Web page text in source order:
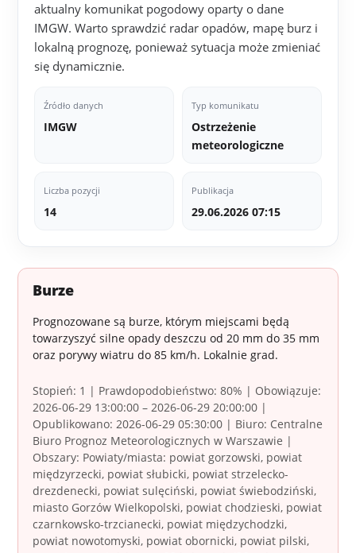
aktualny komunikat pogodowy oparty o dane
IMGW. Warto sprawdzić radar opadów, mapę burz i
lokalną prognozę, ponieważ sytuacja może zmieniać
się dynamicznie.
Źródło danych
IMGW
Typ komunikatu
Ostrzeżenie
meteorologiczne
Liczba pozycji
14
Publikacja
29.06.2026 07:15
Burze
Prognozowane są burze, którym miejscami będą
towarzyszyć silne opady deszczu od 20 mm do 35 mm
oraz porywy wiatru do 85 km/h. Lokalnie grad.
Stopień: 1 | Prawdopodobieństwo: 80% | Obowiązuje:
2026-06-29 13:00:00 – 2026-06-29 20:00:00 |
Opublikowano: 2026-06-29 05:30:00 | Biuro: Centralne
Biuro Prognoz Meteorologicznych w Warszawie |
Obszary: Powiaty/miasta: powiat gorzowski, powiat
międzyrzecki, powiat słubicki, powiat strzelecko-
drezdenecki, powiat sulęciński, powiat świebodziński,
miasto Gorzów Wielkopolski, powiat chodzieski, powiat
czarnkowsko-trzcianecki, powiat międzychodzki,
powiat nowotomyski, powiat obornicki, powiat pilski,